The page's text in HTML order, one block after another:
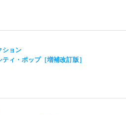
ション
ィ・ポップ［増補改訂版］